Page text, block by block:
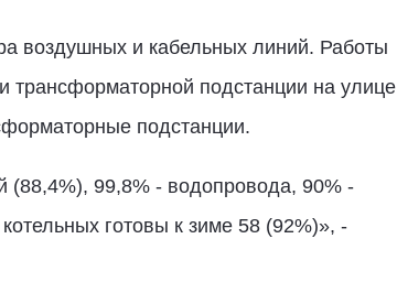
воздушных и кабельных линий. Работы
трансформаторной подстанции на улице
подстанции.
(88,4%), 99,8% - водопровода, 90% -
готовы к зиме 58 (92%)», -